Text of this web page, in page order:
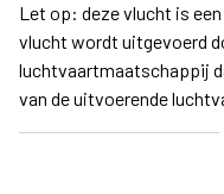
Let op: deze vlucht is een
vlucht wordt uitgevoerd
luchtvaartmaatschappij
van de uitvoerende